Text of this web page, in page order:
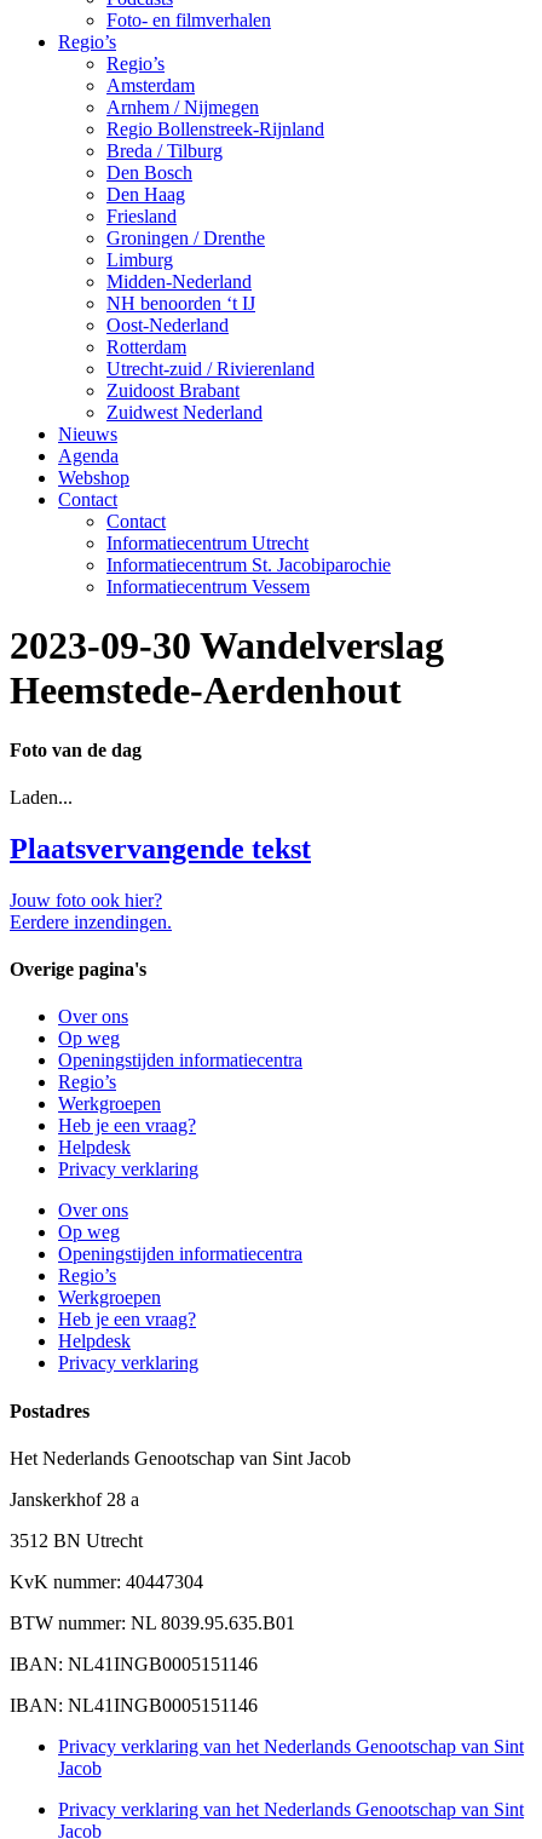
Foto- en filmverhalen
Regio’s
Regio’s
Amsterdam
Arnhem / Nijmegen
Regio Bollenstreek-Rijnland
Breda / Tilburg
Den Bosch
Den Haag
Friesland
Groningen / Drenthe
Limburg
Midden-Nederland
NH benoorden ‘t IJ
Oost-Nederland
Rotterdam
Utrecht-zuid / Rivierenland
Zuidoost Brabant
Zuidwest Nederland
Nieuws
Agenda
Webshop
Contact
Contact
Informatiecentrum Utrecht
Informatiecentrum St. Jacobiparochie
Informatiecentrum Vessem
2023-09-30 Wandelverslag
Heemstede-Aerdenhout
Foto van de dag
Laden...
Plaatsvervangende tekst
Jouw foto ook hier?
Eerdere inzendingen.
Overige pagina's
Over ons
Op weg
Openingstijden informatiecentra
Regio’s
Werkgroepen
Heb je een vraag?
Helpdesk
Privacy verklaring
Over ons
Op weg
Openingstijden informatiecentra
Regio’s
Werkgroepen
Heb je een vraag?
Helpdesk
Privacy verklaring
Postadres
Het Nederlands Genootschap van Sint Jacob
Janskerkhof 28 a
3512 BN Utrecht
KvK nummer: 40447304
BTW nummer: NL 8039.95.635.B01
IBAN: NL41INGB0005151146
IBAN: NL41INGB0005151146
Privacy verklaring van het Nederlands Genootschap van Sint
Jacob
Privacy verklaring van het Nederlands Genootschap van Sint
Jacob